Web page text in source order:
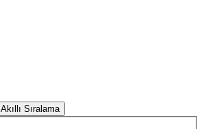
Akıllı Sıralama